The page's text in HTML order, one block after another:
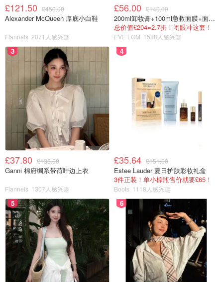
£121.50 £450.00
Alexander McQueen 厚底小白鞋
Flannels 2071人感兴趣
£56.00 £140.00
200ml卸妆膏+100ml急救面膜+面霜+洁颜布
总价值£204=2.7折！闭眼冲这套！
EVE LOM 1588人感兴趣
3
£37.80 £135.00
Ganni 棉府绸系带荷叶边上衣
Flannels 1307人感兴趣
4
£35.64 £151.00
Estee Lauder 夏日护肤彩妆礼盒
3件正装！单小棕瓶售价就要£65！
Boots 1118人感兴趣
5 6